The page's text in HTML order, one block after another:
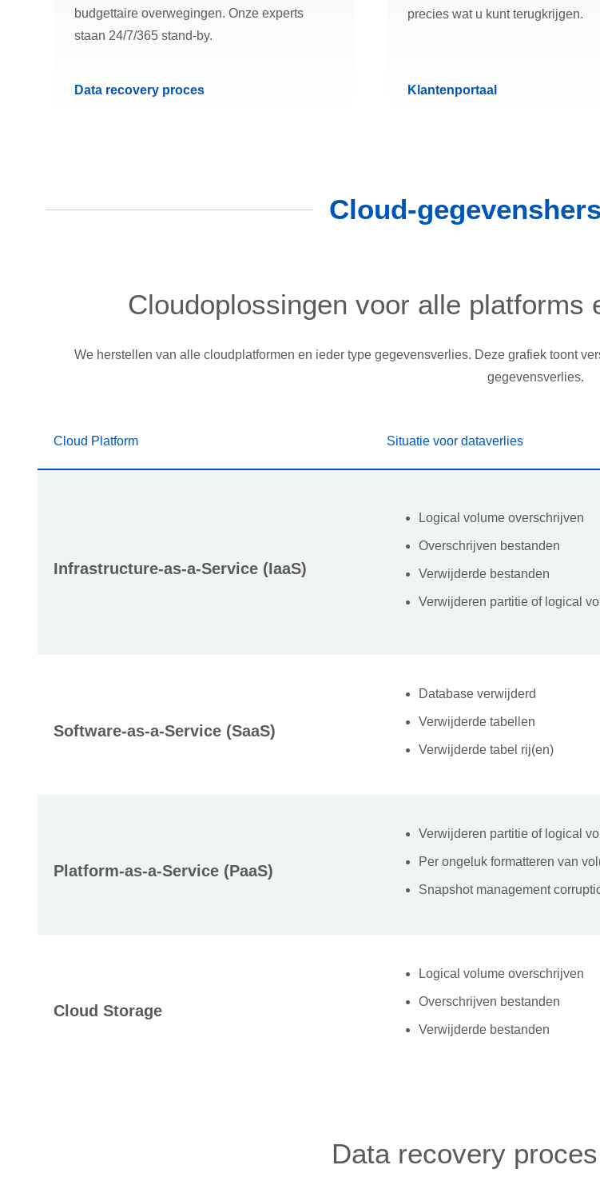
budgettaire overwegingen. Onze experts
staan 24/7/365 stand-by.
Data recovery proces
precies wat u kunt terugkrijgen.
Klantenportaal
Cloud-
Cloudoplossingen voor alle platforms
We herstellen van alle cloudplatformen en ieder type gegevensverlies. Deze grafiek toont
gegevensverlies.
Cloud Platform Situatie voor dataverlies
Infrastructure-as-a-Service (IaaS)
Logical volume overschrijven
Overschrijven bestanden
Verwijderde bestanden
Verwijderen partitie of logical
Software-as-a-Service (SaaS)
Database verwijderd
Verwijderde tabellen
Verwijderde tabel rij(en)
Platform-as-a-Service (PaaS)
Verwijderen partitie of logical
Per ongeluk formatteren van
Snapshot management
Cloud Storage
Logical volume overschrijven
Overschrijven bestanden
Verwijderde bestanden
Data recovery